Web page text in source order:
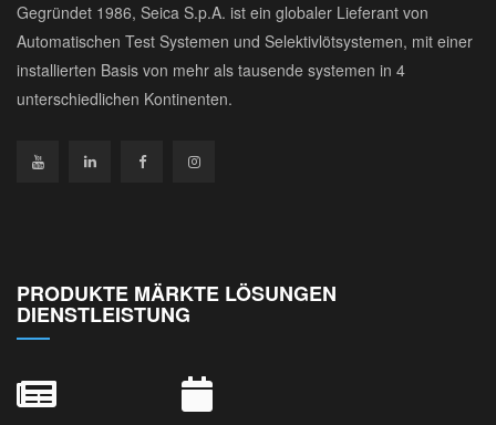
Gegründet 1986, Seica S.p.A. ist ein globaler Lieferant von
Automatischen Test Systemen und Selektivlötsystemen, mit einer
installierten Basis von mehr als tausende systemen in 4
unterschiedlichen Kontinenten.
PRODUKTE MÄRKTE LÖSUNGEN
DIENSTLEISTUNG